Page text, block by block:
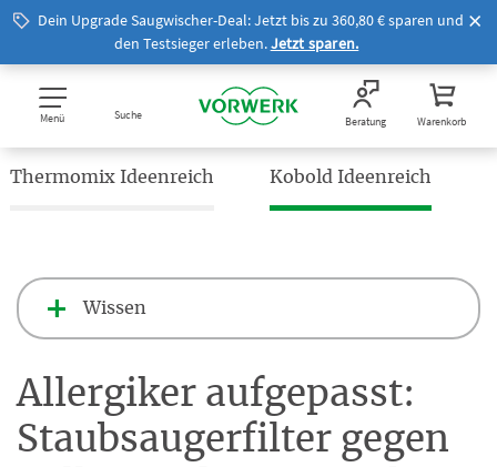
Dein Upgrade Saugwischer-Deal: Jetzt bis zu 360,80 € sparen und
den Testsieger erleben.Jetzt sparen.
Menü Suche Beratung Warenkorb
Thermomix Ideenreich Kobold Ideenreich
Wissen
Allergiker aufgepasst:
Staubsaugerfilter gegen